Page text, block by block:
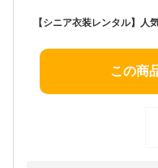
この商